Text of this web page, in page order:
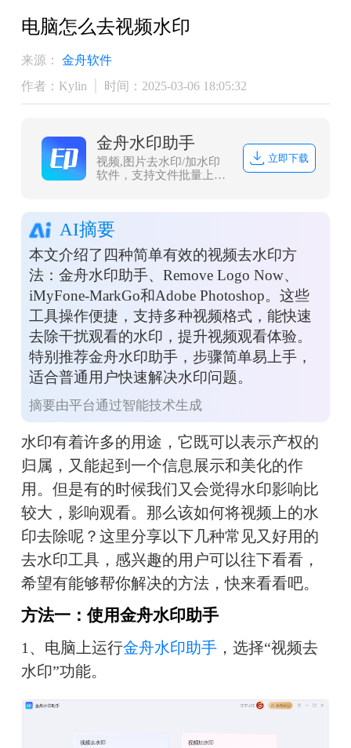
​电脑怎么去视频水印
来源：
金舟软件
作者：Kylin
时间：2025-03-06 18:05:32
金舟水印助手
视频,图片去水印/加水印
软件，支持文件批量上传
便快捷。
立即下载
AI摘要
本文介绍了四种简单有效的视频去水印方
法：金舟水印助手、Remove Logo Now、
iMyFone-MarkGo和Adobe Photoshop。这些
工具操作便捷，支持多种视频格式，能快速
去除干扰观看的水印，提升视频观看体验。
特别推荐金舟水印助手，步骤简单易上手，
适合普通用户快速解决水印问题。
摘要由平台通过智能技术生成
水印有着许多的用途，它既可以表示产权的
归属，又能起到一个信息展示和美化的作
用。但是有的时候我们又会觉得水印影响比
较大，影响观看。那么该如何将视频上的水
印去除呢？这里分享以下几种常见又好用的
去水印工具，感兴趣的用户可以往下看看，
希望有能够帮你解决的方法，快来看看吧。
方法一：使用金舟水印助手
1、电脑上运行金舟水印助手，选择“视频去
水印”功能。